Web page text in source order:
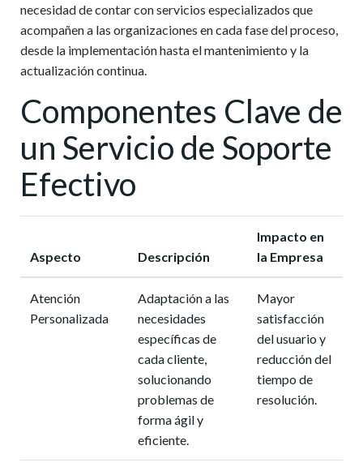
necesidad de contar con servicios especializados que
acompañen a las organizaciones en cada fase del proceso,
desde la implementación hasta el mantenimiento y la
actualización continua.
Componentes Clave de
un Servicio de Soporte
Efectivo
Aspecto Descripción
Impacto en
la Empresa
Atención
Personalizada
Adaptación a las
necesidades
específicas de
cada cliente,
solucionando
problemas de
forma ágil y
eficiente.
Mayor
satisfacción
del usuario y
reducción del
tiempo de
resolución.